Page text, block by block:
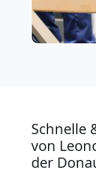
Schnelle
von
der